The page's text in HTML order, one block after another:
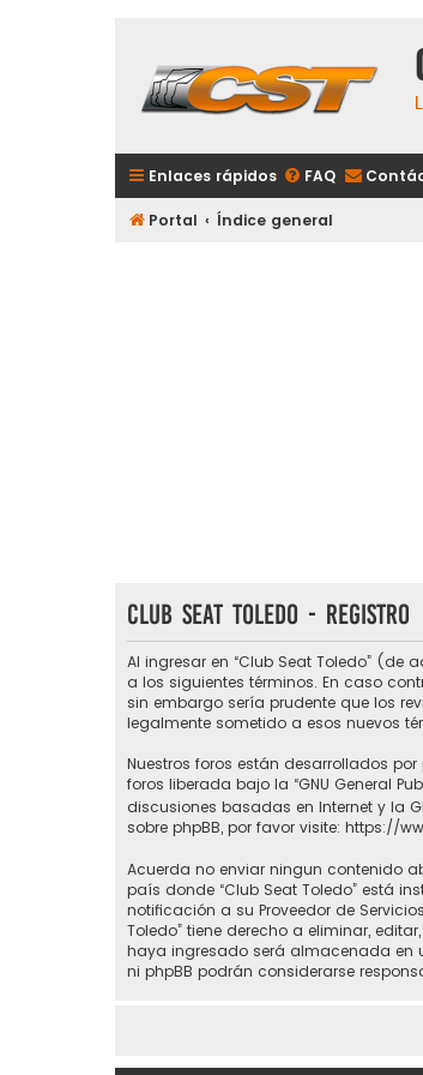
Enlaces rápidos FAQ
Portal Índice general
Club Seat Toledo - Registro
Al ingresar en “Club Seat Toledo” (de
a los siguientes términos. En caso
sin embargo sería prudente que los
legalmente sometido a esos nuevos
Nuestros foros están desarrollados por
foros liberada bajo la “GNU General
discusiones basadas en Internet y la
sobre phpBB, por favor visite: https://
Acuerda no enviar ningun contenido
país donde “Club Seat Toledo” está
notificación a su Proveedor de
Toledo” tiene derecho a eliminar,
haya ingresado será almacenada en
ni phpBB podrán considerarse